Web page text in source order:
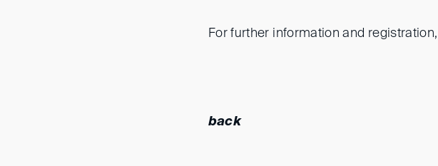
For further information and
back